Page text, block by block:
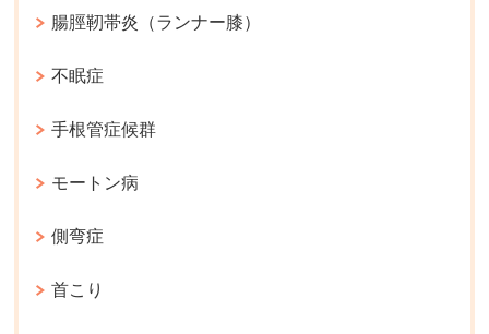
腸脛靭帯炎（ランナー膝）
不眠症
手根管症候群
モートン病
側弯症
首こり